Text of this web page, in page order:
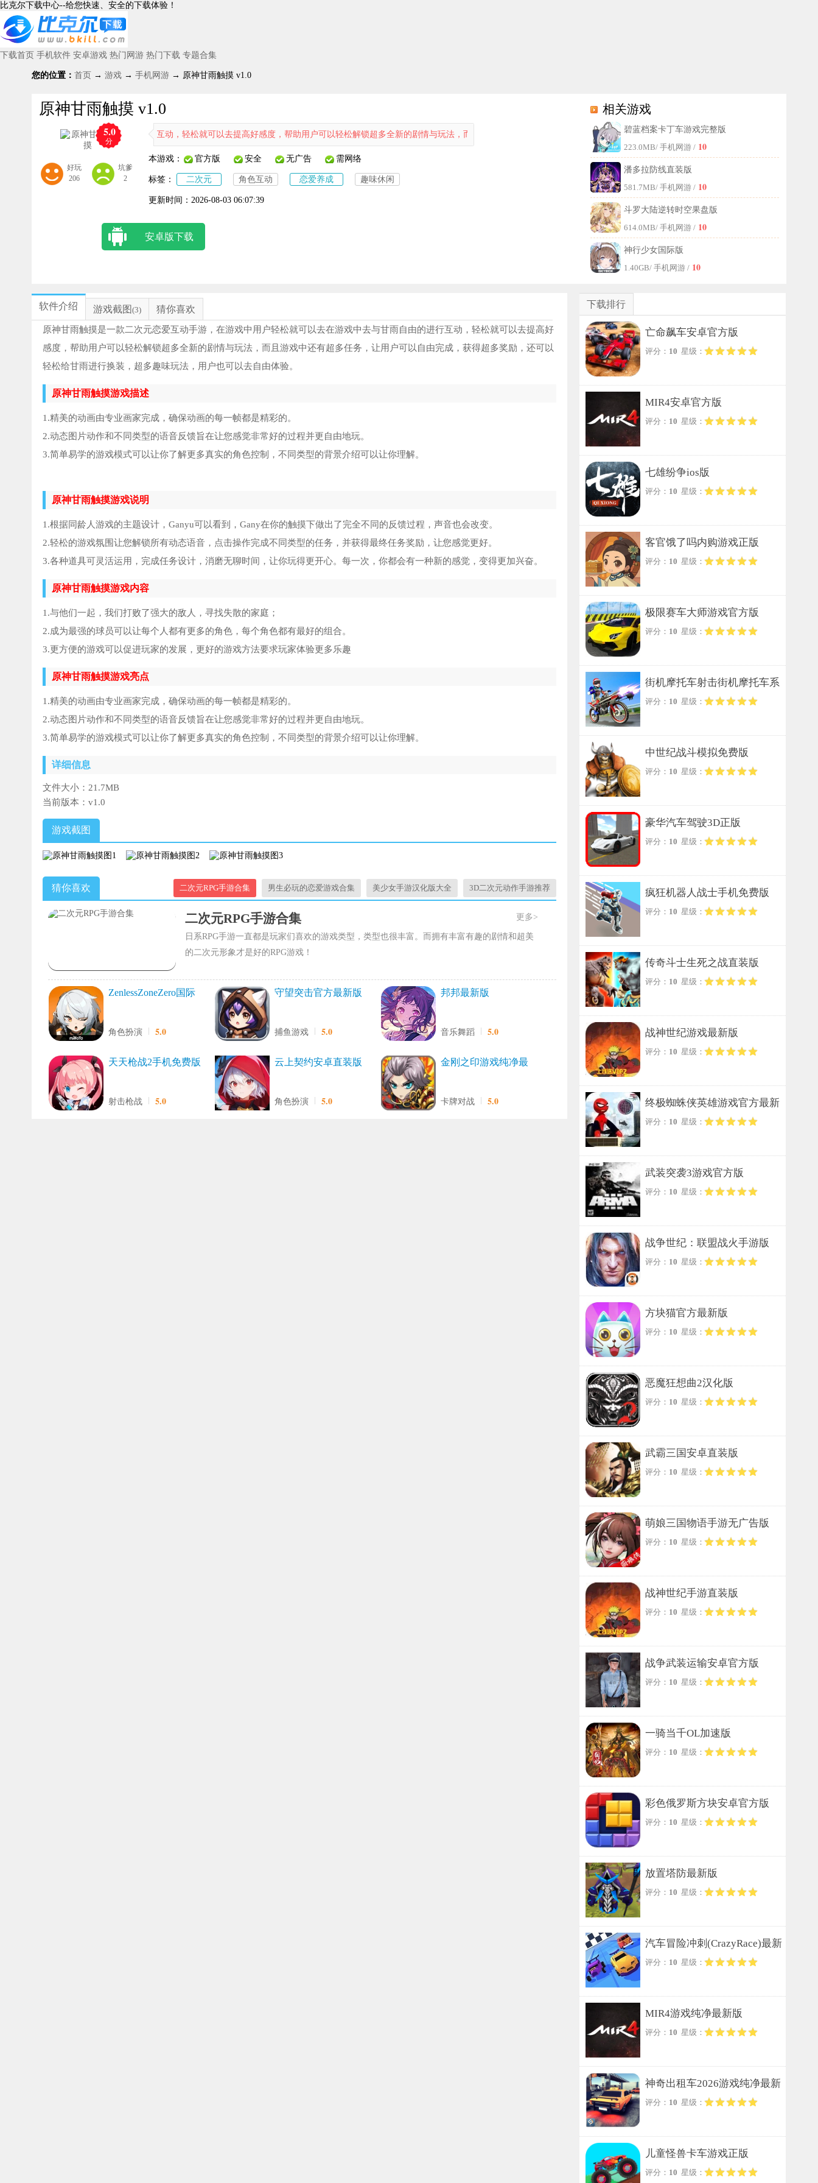
比克尔下载中心--给您快速、安全的下载体验！
下载首页 手机软件 安卓游戏 热门网游 热门下载 专题合集
您的位置： 首页 → 游戏 → 手机网游 → 原神甘雨触摸 v1.0
原神甘雨触摸 v1.0
5.0
分
好玩
206
坑爹
2
游戏中去与甘雨自由的进行互动，轻松就可以去提高好感度，帮助用户可以轻松解锁超多全新的剧情与玩法，而且游戏中还有超多任务，让用户可以自由完成，获得超多奖励，还可以轻松给甘雨进行换装，超多趣味
本游戏： 官方版 安全 无广告 需网络
标签： 二次元 角色互动 恋爱养成 趣味休闲
更新时间： 2026-08-03 06:07:39
安卓版下载
相关游戏
碧蓝档案卡丁车游戏完整版
223.0MB/ 手机网游 / 10
潘多拉防线直装版
581.7MB/ 手机网游 / 10
斗罗大陆逆转时空果盘版
614.0MB/ 手机网游 / 10
神行少女国际版
1.40GB/ 手机网游 / 10
软件介绍 游戏截图 (3) 猜你喜欢
原神甘雨触摸是一款二次元恋爱互动手游，在游戏中用户轻松就可以去在游戏中去与甘雨自由的进行互动，轻松就可以去提高好
感度，帮助用户可以轻松解锁超多全新的剧情与玩法，而且游戏中还有超多任务，让用户可以自由完成，获得超多奖励，还可以
轻松给甘雨进行换装，超多趣味玩法，用户也可以去自由体验。
原神甘雨触摸游戏描述
1.精美的动画由专业画家完成，确保动画的每一帧都是精彩的。
2.动态图片动作和不同类型的语音反馈旨在让您感觉非常好的过程并更自由地玩。
3.简单易学的游戏模式可以让你了解更多真实的角色控制，不同类型的背景介绍可以让你理解。
原神甘雨触摸游戏说明
1.根据同龄人游戏的主题设计，Ganyu可以看到，Gany在你的触摸下做出了完全不同的反馈过程，声音也会改变。
2.轻松的游戏氛围让您解锁所有动态语音，点击操作完成不同类型的任务，并获得最终任务奖励，让您感觉更好。
3.各种道具可灵活运用，完成任务设计，消磨无聊时间，让你玩得更开心。每一次，你都会有一种新的感觉，变得更加兴奋。
原神甘雨触摸游戏内容
1.与他们一起，我们打败了强大的敌人，寻找失散的家庭；
2.成为最强的球员可以让每个人都有更多的角色，每个角色都有最好的组合。
3.更方便的游戏可以促进玩家的发展，更好的游戏方法要求玩家体验更多乐趣
原神甘雨触摸游戏亮点
1.精美的动画由专业画家完成，确保动画的每一帧都是精彩的。
2.动态图片动作和不同类型的语音反馈旨在让您感觉非常好的过程并更自由地玩。
3.简单易学的游戏模式可以让你了解更多真实的角色控制，不同类型的背景介绍可以让你理解。
详细信息
文件大小： 21.7MB
当前版本： v1.0
游戏截图
猜你喜欢 二次元RPG手游合集 男生必玩的恋爱游戏合集 美少女手游汉化版大全 3D二次元动作手游推荐
二次元RPG手游合集 更多>
日系RPG手游一直都是玩家们喜欢的游戏类型，类型也很丰富。而拥有丰富有趣的剧情和超美
的二次元形象才是好的RPG游戏！
ZenlessZoneZero国际
角色扮演 5.0
守望突击官方最新版
捕鱼游戏 5.0
邦邦最新版
音乐舞蹈 5.0
天天枪战2手机免费版
射击枪战 5.0
云上契约安卓直装版
角色扮演 5.0
金刚之印游戏纯净最
卡牌对战 5.0
下载排行
亡命飙车安卓官方版
评分： 10 星级：
MIR4安卓官方版
评分： 10 星级：
七雄纷争ios版
评分： 10 星级：
客官饿了吗内购游戏正版
评分： 10 星级：
极限赛车大师游戏官方版
评分： 10 星级：
街机摩托车射击街机摩托车系
列手游无广告版
评分： 10 星级：
中世纪战斗模拟免费版
评分： 10 星级：
豪华汽车驾驶3D正版
评分： 10 星级：
疯狂机器人战士手机免费版
评分： 10 星级：
传奇斗士生死之战直装版
评分： 10 星级：
战神世纪游戏最新版
评分： 10 星级：
终极蜘蛛侠英雄游戏官方最新
版
评分： 10 星级：
武装突袭3游戏官方版
评分： 10 星级：
战争世纪：联盟战火手游版
评分： 10 星级：
方块猫官方最新版
评分： 10 星级：
恶魔狂想曲2汉化版
评分： 10 星级：
武霸三国安卓直装版
评分： 10 星级：
萌娘三国物语手游无广告版
评分： 10 星级：
战神世纪手游直装版
评分： 10 星级：
战争武装运输安卓官方版
评分： 10 星级：
一骑当千OL加速版
评分： 10 星级：
彩色俄罗斯方块安卓官方版
评分： 10 星级：
放置塔防最新版
评分： 10 星级：
汽车冒险冲刺(CrazyRace)最新
版
评分： 10 星级：
MIR4游戏纯净最新版
评分： 10 星级：
神奇出租车2026游戏纯净最新
版
评分： 10 星级：
儿童怪兽卡车游戏正版
评分： 10 星级：